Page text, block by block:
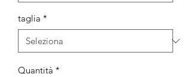
taglia *
Quantità *